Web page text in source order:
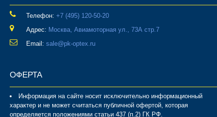
Телефон: ‎+7 (495) 120-50-20
Адрес: Москва, Авиамоторная ул., 73А стр.7
Email: sale@pk-optex.ru
ОФЕРТА
Информация на сайте носит исключительно информационный
характер и не может считаться публичной офертой, которая
определяется положениями статьи 437 (п.2) ГК РФ.